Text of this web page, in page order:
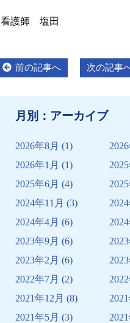
看護師 塩田
投 前の記事へ Previous
post:
次の記事
月別：アーカイブ
2026年8月 (1)
2026年1月 (1)
2025年6月 (4)
2024年11月 (3)
2024年4月 (6)
2023年9月 (6)
2023年2月 (6)
2022年7月 (2)
2021年12月 (8)
2021年5月 (3)